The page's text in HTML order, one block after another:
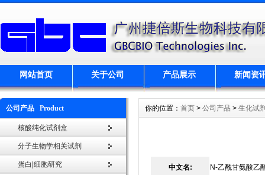
网站首页 关于公司 产品展示 新闻资
公司产品 Product
核酸纯化试剂盒
分子生物学相关试剂
蛋白|细胞研究
你的位置： 首页 > 公司产品 > 生化试
中文名: N-乙酰甘氨酸乙